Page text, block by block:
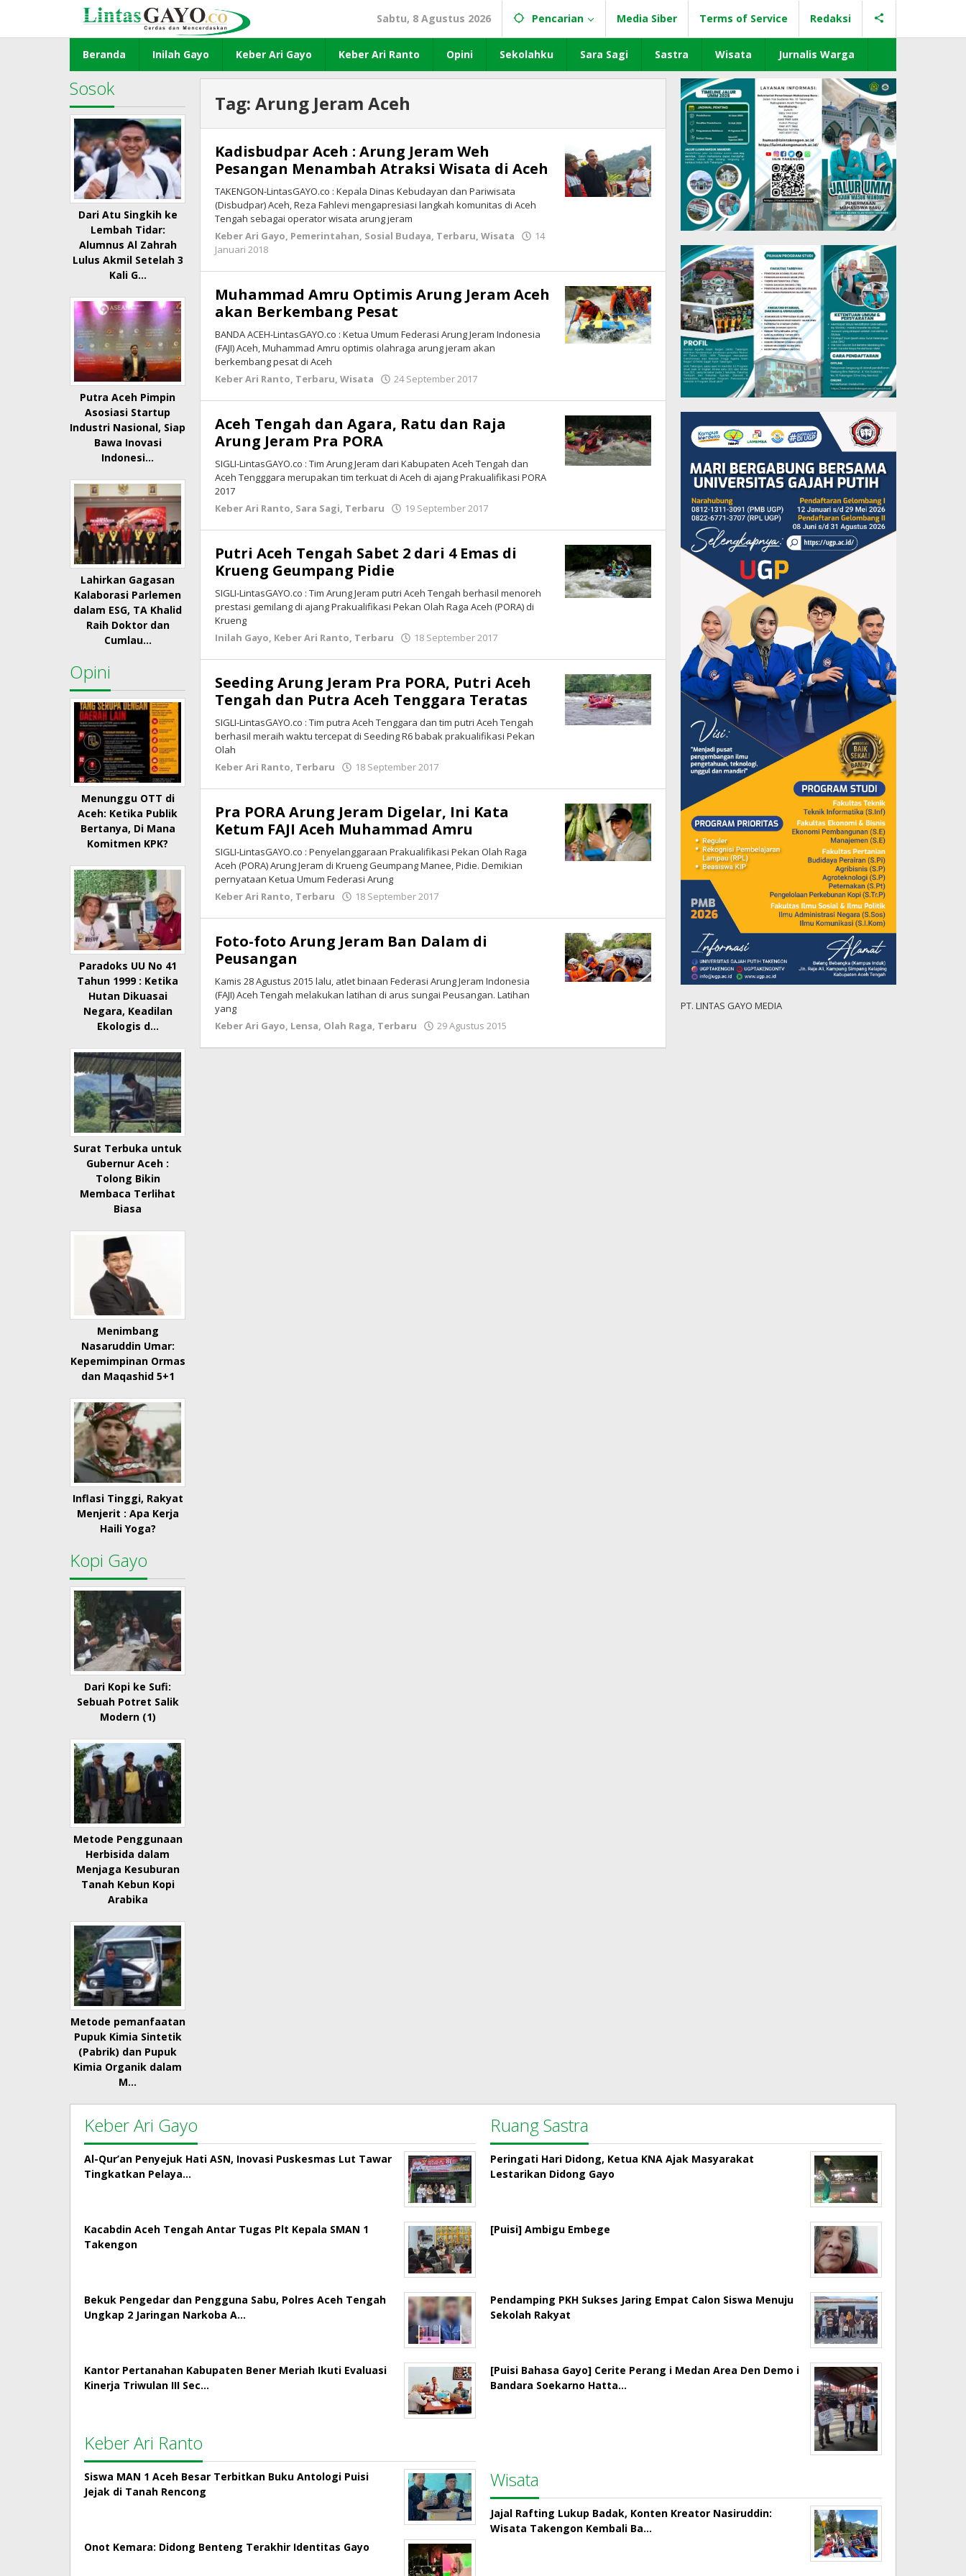
konten
Sabtu, 8 Agustus 2026 Pencarian Media Siber Terms of Service Redaksi
Beranda Inilah Gayo Keber Ari Gayo Keber Ari Ranto Opini Sekolahku Sara Sagi Sastra Wisata Jurnalis Warga
Sosok
Dari Atu Singkih ke
Lembah Tidar:
Alumnus Al Zahrah
Lulus Akmil Setelah 3
Kali G…
Putra Aceh Pimpin
Asosiasi Startup
Industri Nasional, Siap
Bawa Inovasi
Indonesi…
Lahirkan Gagasan
Kalaborasi Parlemen
dalam ESG, TA Khalid
Raih Doktor dan
Cumlau…
Opini
Menunggu OTT di
Aceh: Ketika Publik
Bertanya, Di Mana
Komitmen KPK?
Paradoks UU No 41
Tahun 1999 : Ketika
Hutan Dikuasai
Negara, Keadilan
Ekologis d…
Surat Terbuka untuk
Gubernur Aceh :
Tolong Bikin
Membaca Terlihat
Biasa
Menimbang
Nasaruddin Umar:
Kepemimpinan Ormas
dan Maqashid 5+1
Inflasi Tinggi, Rakyat
Menjerit : Apa Kerja
Haili Yoga?
Kopi Gayo
Dari Kopi ke Sufi:
Sebuah Potret Salik
Modern (1)
Metode Penggunaan
Herbisida dalam
Menjaga Kesuburan
Tanah Kebun Kopi
Arabika
Metode pemanfaatan
Pupuk Kimia Sintetik
(Pabrik) dan Pupuk
Kimia Organik dalam
M…
Tag:Arung Jeram Aceh
Kadisbudpar Aceh : Arung Jeram Weh
Pesangan Menambah Atraksi Wisata di Aceh
TAKENGON-LintasGAYO.co : Kepala Dinas Kebudayan dan Pariwisata
(Disbudpar) Aceh, Reza Fahlevi mengapresiasi langkah komunitas di Aceh
Tengah sebagai operator wisata arung jeram
Keber Ari Gayo, Pemerintahan, Sosial Budaya, Terbaru,Wisata
14
Januari 2018
Muhammad Amru Optimis Arung Jeram Aceh
akan Berkembang Pesat
BANDA ACEH-LintasGAYO.co : Ketua Umum Federasi Arung Jeram Indonesia
(FAJI) Aceh, Muhammad Amru optimis olahraga arung jeram akan
berkembang pesat di Aceh
Keber Ari Ranto, Terbaru,Wisata 24 September 2017
Aceh Tengah dan Agara, Ratu dan Raja
Arung Jeram Pra PORA
SIGLI-LintasGAYO.co : Tim Arung Jeram dari Kabupaten Aceh Tengah dan
Aceh Tengggara merupakan tim terkuat di Aceh di ajang Prakualifikasi PORA
2017
Keber Ari Ranto, Sara Sagi, Terbaru 19 September 2017
Putri Aceh Tengah Sabet 2 dari 4 Emas di
Krueng Geumpang Pidie
SIGLI-LintasGAYO.co : Tim Arung Jeram putri Aceh Tengah berhasil menoreh
prestasi gemilang di ajang Prakualifikasi Pekan Olah Raga Aceh (PORA) di
Krueng
Inilah Gayo, Keber Ari Ranto, Terbaru 18 September 2017
Seeding Arung Jeram Pra PORA, Putri Aceh
Tengah dan Putra Aceh Tenggara Teratas
SIGLI-LintasGAYO.co : Tim putra Aceh Tenggara dan tim putri Aceh Tengah
berhasil meraih waktu tercepat di Seeding R6 babak prakualifikasi Pekan
Olah
Keber Ari Ranto, Terbaru 18 September 2017
Pra PORA Arung Jeram Digelar, Ini Kata
Ketum FAJI Aceh Muhammad Amru
SIGLI-LintasGAYO.co : Penyelanggaraan Prakualifikasi Pekan Olah Raga
Aceh (PORA) Arung Jeram di Krueng Geumpang Manee, Pidie. Demikian
pernyataan Ketua Umum Federasi Arung
Keber Ari Ranto, Terbaru 18 September 2017
Foto-foto Arung Jeram Ban Dalam di
Peusangan
Kamis 28 Agustus 2015 lalu, atlet binaan Federasi Arung Jeram Indonesia
(FAJI) Aceh Tengah melakukan latihan di arus sungai Peusangan. Latihan
yang
Keber Ari Gayo, Lensa, Olah Raga, Terbaru 29 Agustus 2015
PT. LINTAS GAYO MEDIA
Keber Ari Gayo
Al-Qur’an Penyejuk Hati ASN, Inovasi Puskesmas Lut Tawar
Tingkatkan Pelaya…
Kacabdin Aceh Tengah Antar Tugas Plt Kepala SMAN 1
Takengon
Bekuk Pengedar dan Pengguna Sabu, Polres Aceh Tengah
Ungkap 2 Jaringan Narkoba A…
Kantor Pertanahan Kabupaten Bener Meriah Ikuti Evaluasi
Kinerja Triwulan III Sec…
Keber Ari Ranto
Siswa MAN 1 Aceh Besar Terbitkan Buku Antologi Puisi
Jejak di Tanah Rencong
Onot Kemara: Didong Benteng Terakhir Identitas Gayo
Ruang Sastra
Peringati Hari Didong, Ketua KNA Ajak Masyarakat
Lestarikan Didong Gayo
[Puisi] Ambigu Embege
Pendamping PKH Sukses Jaring Empat Calon Siswa Menuju
Sekolah Rakyat
[Puisi Bahasa Gayo] Cerite Perang i Medan Area Den Demo i
Bandara Soekarno Hatta…
Wisata
Jajal Rafting Lukup Badak, Konten Kreator Nasiruddin:
Wisata Takengon Kembali Ba…